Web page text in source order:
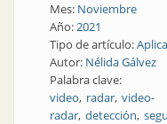
Mes: Noviembre
Año:2021
Tipo de artículo:
Autor: Nélida Gálvez
Palabra clave:
video radar video-
radar detección